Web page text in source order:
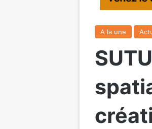
A la une